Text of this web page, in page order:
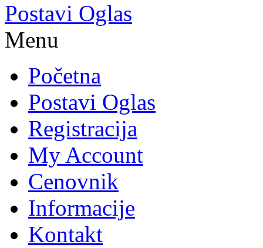
Postavi Oglas
Menu
Početna
Postavi Oglas
Registracija
My Account
Cenovnik
Informacije
Kontakt